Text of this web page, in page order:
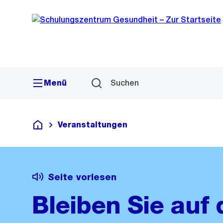
Navigation
Sprunglink
Menü Suchen
Schulungszentrum Gesundheit
Veranstaltungen
Seite vorlesen
Bleiben Sie auf